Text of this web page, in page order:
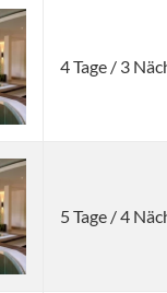
4 Tage / 3
5 Tage / 4